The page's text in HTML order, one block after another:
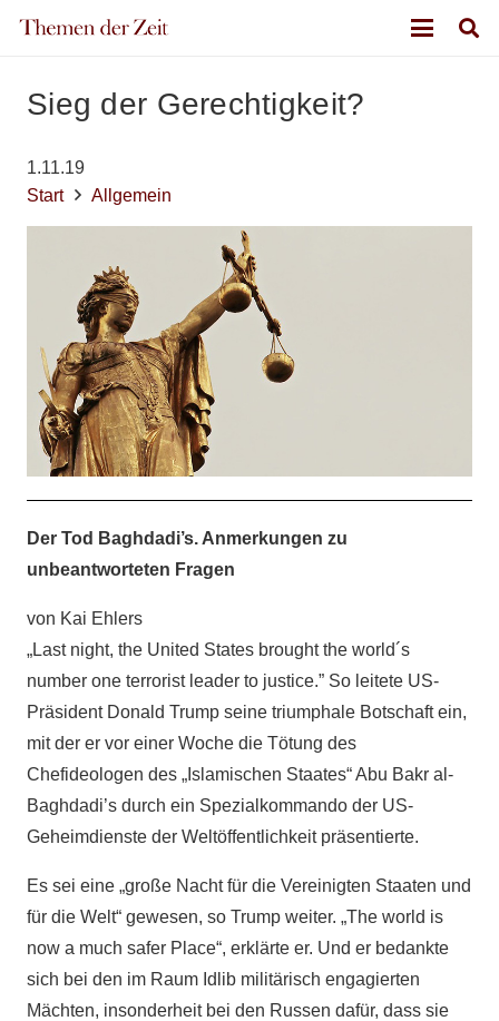
Sieg der Gerechtigkeit?
1.11.19
Start
Allgemein
Der Tod Baghdadi’s. Anmerkungen zu
unbeantworteten Fragen
von Kai Ehlers
„Last night, the United States brought the world´s
number one terrorist leader to justice.” So leitete US-
Präsident Donald Trump seine triumphale Botschaft ein,
mit der er vor einer Woche die Tötung des
Chefideologen des „Islamischen Staates“ Abu Bakr al-
Baghdadi’s durch ein Spezialkommando der US-
Geheimdienste der Weltöffentlichkeit präsentierte.
Es sei eine „große Nacht für die Vereinigten Staaten und
für die Welt“ gewesen, so Trump weiter. „The world is
now a much safer Place“, erklärte er. Und er bedankte
sich bei den im Raum Idlib militärisch engagierten
Mächten, insonderheit bei den Russen dafür, dass sie